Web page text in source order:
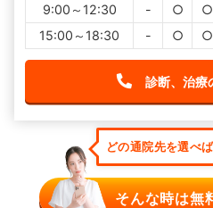
9:00～12:30
- ○ ○
15:00～18:30
- ○ ○
診断、治療
どの通院先を選べ
そんな時は無